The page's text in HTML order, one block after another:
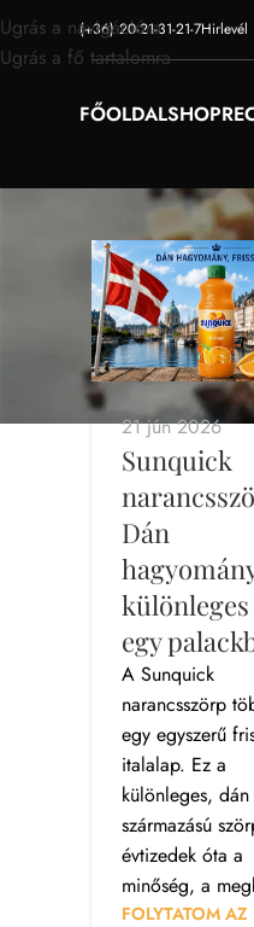
Ugrás a navigációra
Ugrás a fő tartalomra
(+36) 20-21-31-21-7Hirlevél
FŐOLDALSHOP
21 jún 2026
Sunquick
Dán
egy
A Sunquick
narancsszörp
egy egyszerű
italalap. Ez a
különleges, dán
származású
évtizedek óta a
minőség, a
FOLYTATOM AZ